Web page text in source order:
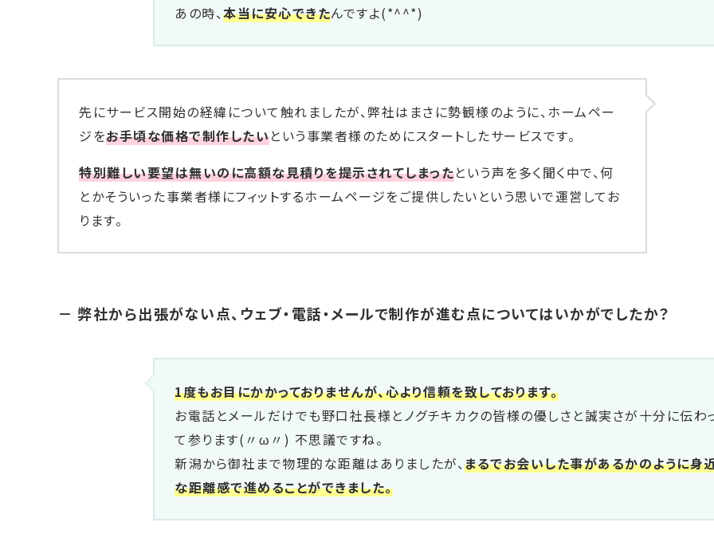
あの時、本当に安心できたんですよ(*^^*)
先にサービス開始の経緯について触れましたが、弊社はまさに勢観様のように、ホームペー
ジをお手頃な価格で制作したいという事業者様のためにスタートしたサービスです。
特別難しい要望は無いのに高額な見積りを提示されてしまったという声を多く聞く中で、何
とかそういった事業者様にフィットするホームページをご提供したいという思いで運営してお
ります。
－ 弊社から出張がない点、ウェブ・電話・メールで制作が進む点についてはいかがでしたか？
1度もお目にかかっておりませんが、心より信頼を致しております。
お電話とメールだけでも野口社長様とノグチキカクの皆様の優しさと誠実さが十分に伝わ
て参ります(〃ω〃) 不思議ですね。
新潟から御社まで物理的な距離はありましたが、まるでお会いした事があるかのように身
な距離感で進めることができました。